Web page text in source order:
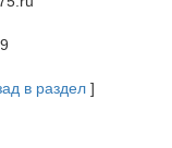
в раздел]